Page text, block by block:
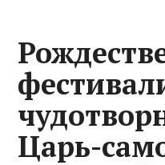
Царь-